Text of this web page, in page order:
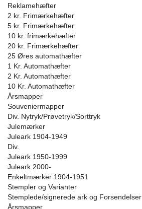
Reklamehæfter
2 kr. Frimærkehæfter
5 kr. Frimærkehæfter
10 kr. frimærkehæfter
20 kr. Frimærkehæfter
25 Øres automathæfter
1 Kr. Automathæfter
2 Kr. Automathæfter
10 Kr. Automathæfter
Årsmapper
Souveniermapper
Div. Nytryk/Prøvetryk/Sorttryk
Julemærker
Juleark 1904-1949
Div.
Juleark 1950-1999
Juleark 2000-
Enkeltmærker 1904-1951
Stempler og Varianter
Stemplede/signerede ark og Forsendelser
Årsmapper